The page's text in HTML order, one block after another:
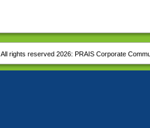
All rights reserved 2026: PRAIS Corporate